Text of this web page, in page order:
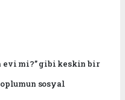
evi mi?” gibi keskin bir
sosyal